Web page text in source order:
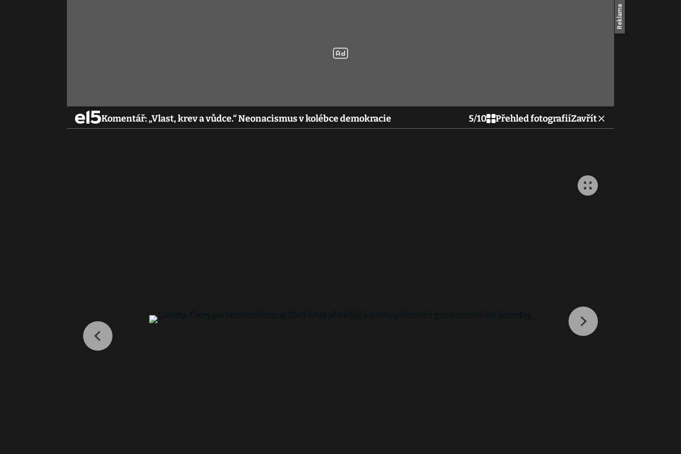
Komentář: „Vlast, krev a vůdce.“ Neonacismus v kolébce demokracie 5/10 Přehled fotografiíZavřít